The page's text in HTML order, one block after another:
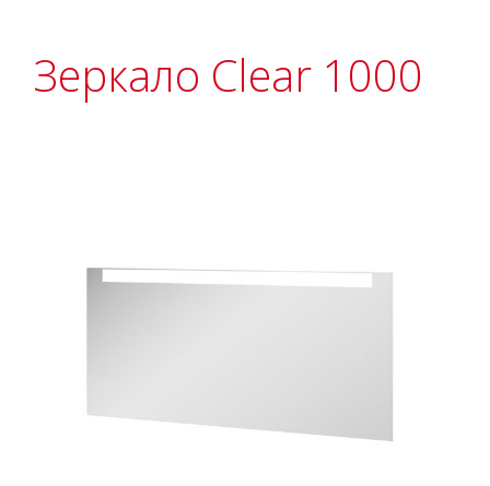
Зеркало Clear 1000